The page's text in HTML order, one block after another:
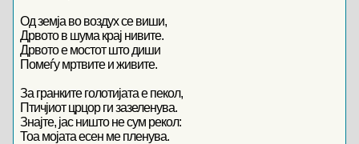
Од земја во воздух се виши,
Дрвото в шума крај нивите.
Дрвото е мостот што диши
Помеѓу мртвите и живите.
За гранките голотијата е пекол,
Птичјиот црцор ги зазеленува.
Знајте, јас ништо не сум рекол:
Тоа мојата есен ме пленува.